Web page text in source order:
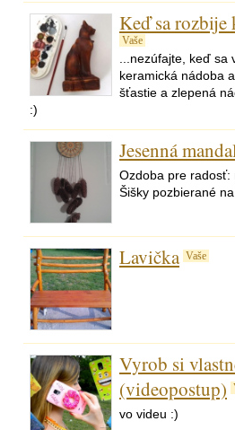
Keď sa
Vaše
...nezúfajte, keď sa
keramická nádoba
šťastie a zlepená
:)
Jesenná
Ozdoba pre radosť:
Šišky pozbierané
Lavička Vaše
Vyrob si
(videopostup)
vo videu :)